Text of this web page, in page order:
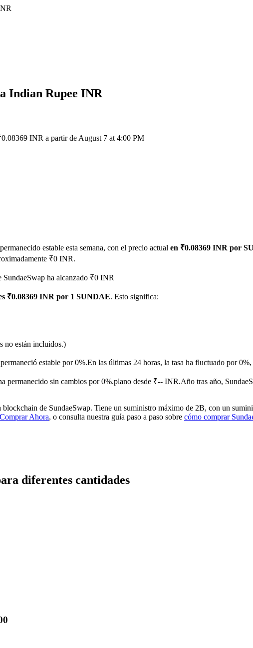
y materias primas
a Indian Rupee INR
INR a partir de August 7 at 4:00 PM
estable esta semana, con el precio actual en ₹0.08369 INR por
₹0 INR.
ha alcanzado ₹0 INR
₹0.08369 INR por 1 SUNDAE. Esto significa:
no están incluidos.)
estable por 0%.En las últimas 24 horas, la tasa ha fluctuado por
permanecido sin cambios por 0%.plano desde ₹-- INR.Año tras año,
de SundaeSwap. Tiene un suministro máximo de 2B, con un
Comprar Ahora, o consulta nuestra guía paso a paso sobre cómo comprar
diferentes cantidades